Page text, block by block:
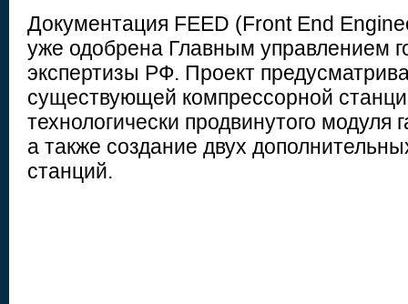
Документация FEED (Front End
уже одобрена Главным управлением
экспертизы РФ. Проект
существующей компрессорной
технологически продвинутого модуля
а также создание двух
станций.